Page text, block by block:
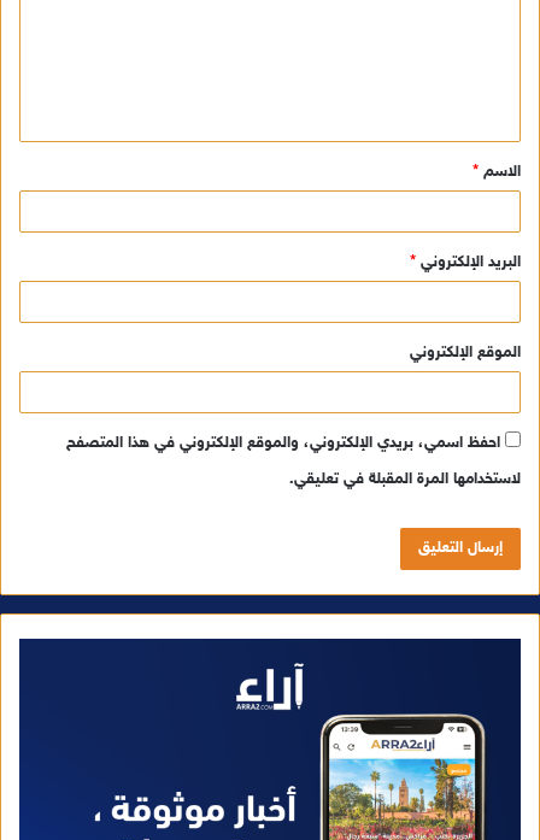
ق
*
الاسم *
البريد الإلكتروني *
الموقع الإلكتروني
احفظ اسمي، بريدي الإلكتروني، والموقع الإلكتروني في هذا المتصفح
لاستخدامها المرة المقبلة في تعليقي.